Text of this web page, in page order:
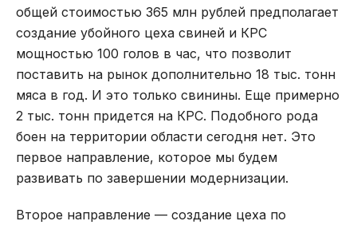
общей стоимостью 365 млн рублей предполагает
создание убойного цеха свиней и КРС
мощностью 100 голов в час, что позволит
поставить на рынок дополнительно 18 тыс. тонн
мяса в год. И это только свинины. Еще примерно
2 тыс. тонн придется на КРС. Подобного рода
боен на территории области сегодня нет. Это
первое направление, которое мы будем
развивать по завершении модернизации.
Второе направление — создание цеха по